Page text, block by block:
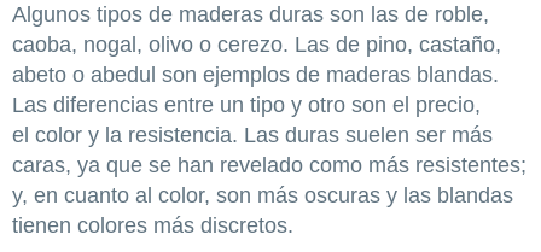
Algunos tipos de maderas duras son las de roble,
caoba, nogal, olivo o cerezo. Las de pino, castaño,
abeto o abedul son ejemplos de maderas blandas.
Las diferencias entre un tipo y otro son el precio,
el color y la resistencia. Las duras suelen ser más
caras, ya que se han revelado como más resistentes;
y, en cuanto al color, son más oscuras y las blandas
tienen colores más discretos.